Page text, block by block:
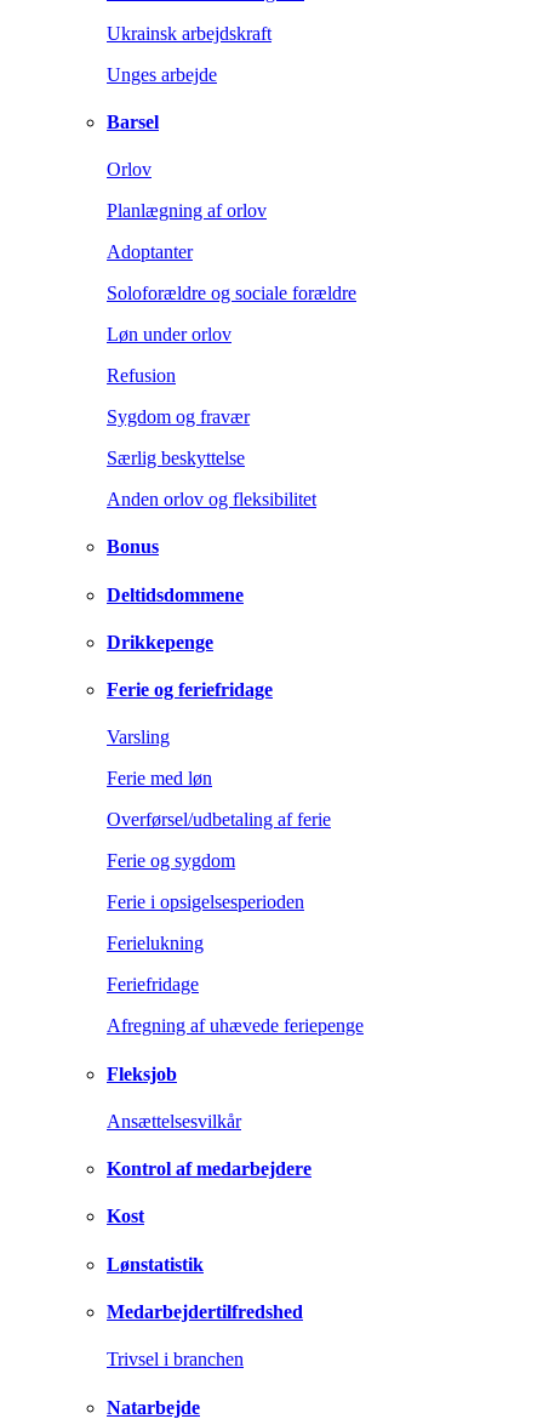
Ukrainsk arbejdskraft
Unges arbejde
Barsel
Orlov
Planlægning af orlov
Adoptanter
Soloforældre og sociale forældre
Løn under orlov
Refusion
Sygdom og fravær
Særlig beskyttelse
Anden orlov og fleksibilitet
Bonus
Deltidsdommene
Drikkepenge
Ferie og feriefridage
Varsling
Ferie med løn
Overførsel/udbetaling af ferie
Ferie og sygdom
Ferie i opsigelsesperioden
Ferielukning
Feriefridage
Afregning af uhævede feriepenge
Fleksjob
Ansættelsesvilkår
Kontrol af medarbejdere
Kost
Lønstatistik
Medarbejdertilfredshed
Trivsel i branchen
Natarbejde